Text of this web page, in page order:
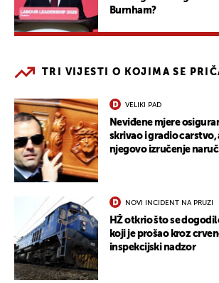
Burnham?
TRI VIJESTI O KOJIMA SE
VELIKI PAD
Neviđene mjere
skrivao i gradio carstvo,
njegovo izručenje
NOVI INCIDENT NA PRUZI
HŽ otkrio što se
koji je prošao kroz
inspekcijski nadzor